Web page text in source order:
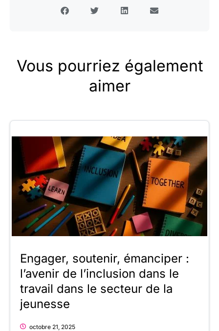
Vous pourriez également
aimer
Engager, soutenir, émanciper :
l’avenir de l’inclusion dans le
travail dans le secteur de la
jeunesse
octobre 21, 2025